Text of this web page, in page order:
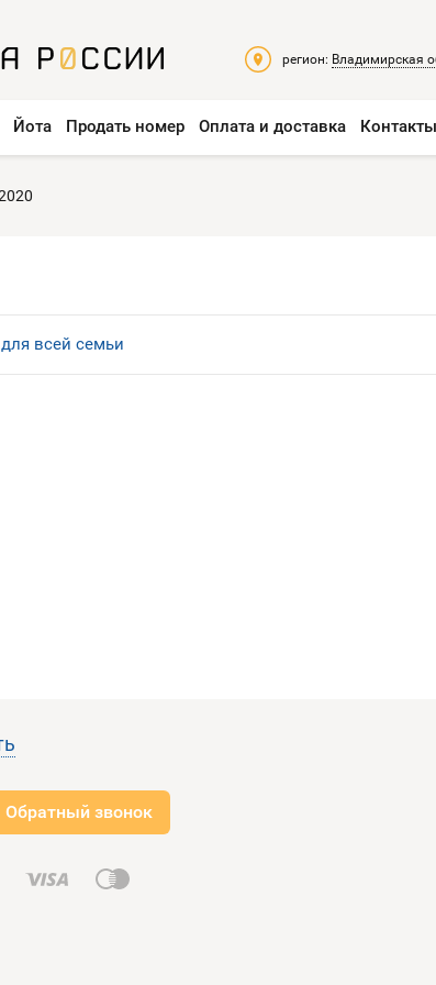
регион: Владимирская
Йота Продать номер Оплата и доставка Контакты
всей семьи
Обратный звонок